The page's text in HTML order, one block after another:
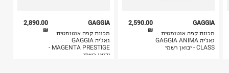
2,890.00
₪
GAGGIA
מכונת קפה אוטומטית
גאג'יה GAGGIA
MAGENTA PRESTIGE -
יבואן רשמי
2,590.00
₪
GAGGIA
מכונת קפה אוטומטית
גאג'יה GAGGIA ANIMA
CLASS - יבואן רשמי